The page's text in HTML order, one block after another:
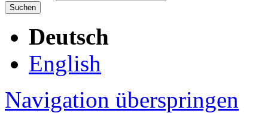
Suchen
Deutsch
English
Navigation überspringen